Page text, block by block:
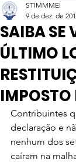
SAIBA SE
ÚLTIMO
IMPOSTO
STIMMMEI
9 de dez. de
Contribuintes
declaração e
nenhum dos
caíram na